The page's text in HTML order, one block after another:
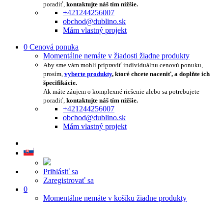
poradiť, kontaktujte náš tím nižšie.
+421244256007
obchod@dublino.sk
Mám vlastný projekt
0 Cenová ponuka
Momentálne nemáte v žiadosti žiadne produkty
Aby sme vám mohli pripraviť individuálnu cenovú ponuku,
prosím, vyberte produkty, ktoré chcete naceniť, a doplňte ich
špecifikácie.
Ak máte záujem o komplexné riešenie alebo sa potrebujete
poradiť, kontaktujte náš tím nižšie.
+421244256007
obchod@dublino.sk
Mám vlastný projekt
Prihlásiť sa
Zaregistrovať sa
0
Momentálne nemáte v košíku žiadne produkty